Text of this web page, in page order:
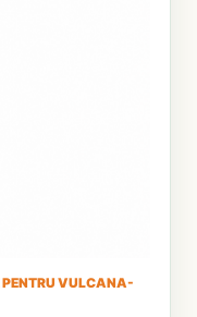
PENTRU VULCANA-